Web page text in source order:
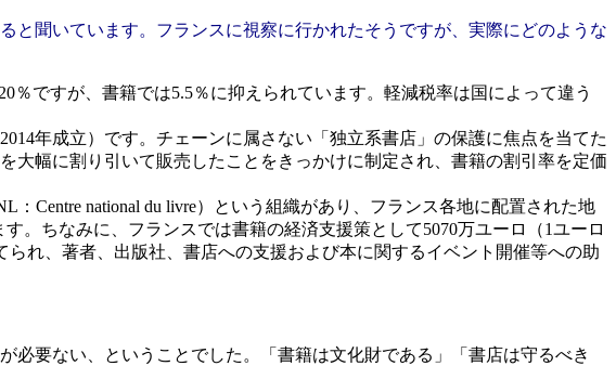
聞いています。フランスに視察に行かれたそうですが、実際にどのような
ですが、書籍では5.5％に抑えられています。軽減税率は国によって違う
2014年成立）です。チェーンに属さない「独立系書店」の保護に焦点を当てた
大幅に割り引いて販売したことをきっかけに制定され、書籍の割引率を定価
Centre national du livre）という組織があり、フランス各地に配置された地
。ちなみに、フランスでは書籍の経済支援策として5070万ユーロ（1ユーロ
られ、著者、出版社、書店への支援および本に関するイベント開催等への助
要ない、ということでした。「書籍は文化財である」「書店は守るべき